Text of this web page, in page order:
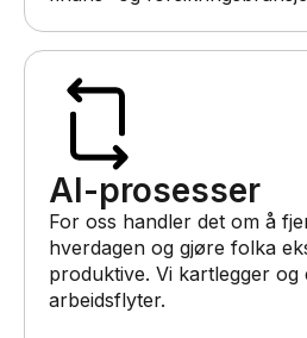
AI-prosesser
For oss handler det om å
hverdagen og gjøre folka
produktive. Vi kartlegger og
arbeidsflyter.